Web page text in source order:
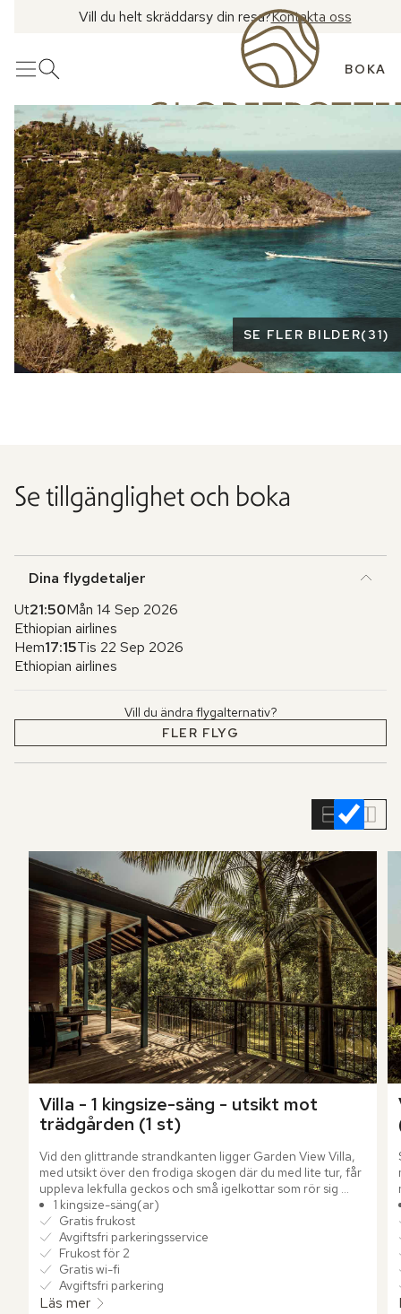
Vill du helt skräddarsy din resa?Kontakta oss
MenyÖppna sök BOKA
Se fler bilder
SE FLER BILDER( 31)
Se tillgänglighet och boka
Dina flygdetaljer
Ut21:50Mån 14 Sep 2026
Ethiopian airlines
Hem17:15Tis 22 Sep 2026
Ethiopian airlines
Vill du ändra flygalternativ?
FLER FLYG
Villa - 1 kingsize-säng - utsikt mot
trädgården (1 st)
Vid den glittrande strandkanten ligger Garden View Villa,
med utsikt över den frodiga skogen där du med lite tur, får
uppleva lekfulla geckos och små igelkottar som rör sig
genom grönskan. Villan bjuder på rymliga 186 m² med
privat soldäck och en inbjudande plunge pool – en perfekt
tillflyktsort för avkoppling i naturens lugn.
1 kingsize-säng(ar)
Gratis frukost
Avgiftsfri parkeringsservice
Frukost för 2
Gratis wi-fi
Avgiftsfri parkering
Läs mer